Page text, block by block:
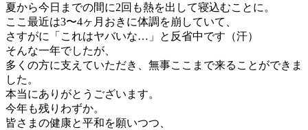
夏から今日までの間に2回も熱を出して寝込むことに。
ここ最近は3〜4ヶ月おきに体調を崩していて、
さすがに「これはヤバいな…」と反省中です（汗）
そんな一年でしたが、
多くの方に支えていただき、無事ここまで来ることができま
した。
本当にありがとうございます。
今年も残りわずか。
皆さまの健康と平和を願いつつ、